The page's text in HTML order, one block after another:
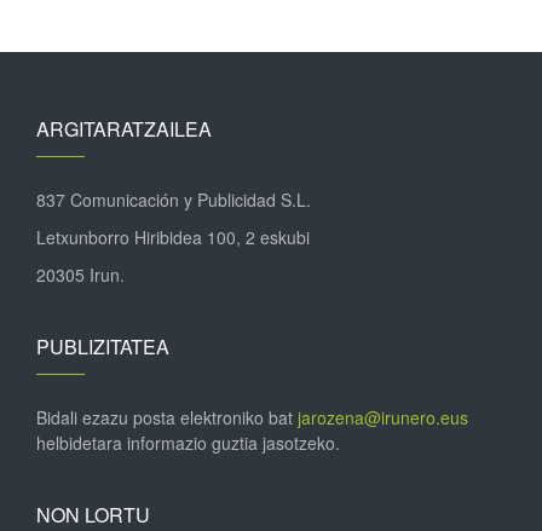
ARGITARATZAILEA
837 Comunicación y Publicidad S.L.
Letxunborro Hiribidea 100, 2 eskubi
20305 Irun.
PUBLIZITATEA
Bidali ezazu posta elektroniko bat jarozena@irunero.eus
helbidetara informazio guztia jasotzeko.
NON LORTU